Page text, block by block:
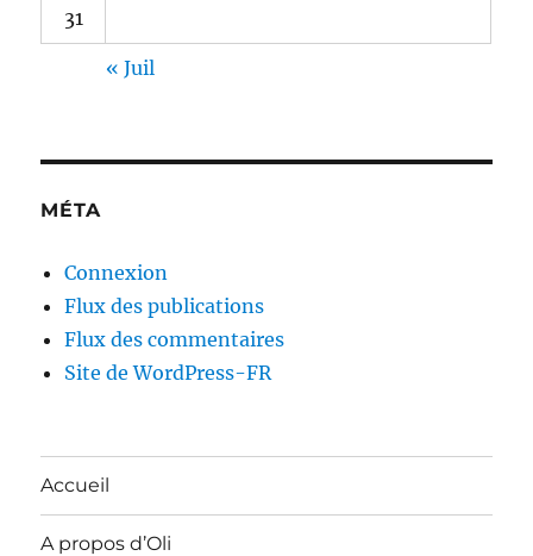
31
« Juil
MÉTA
Connexion
Flux des publications
Flux des commentaires
Site de WordPress-FR
Accueil
A propos d’Oli